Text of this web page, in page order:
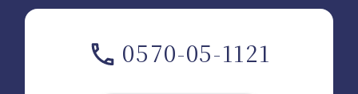
0570-05-1121